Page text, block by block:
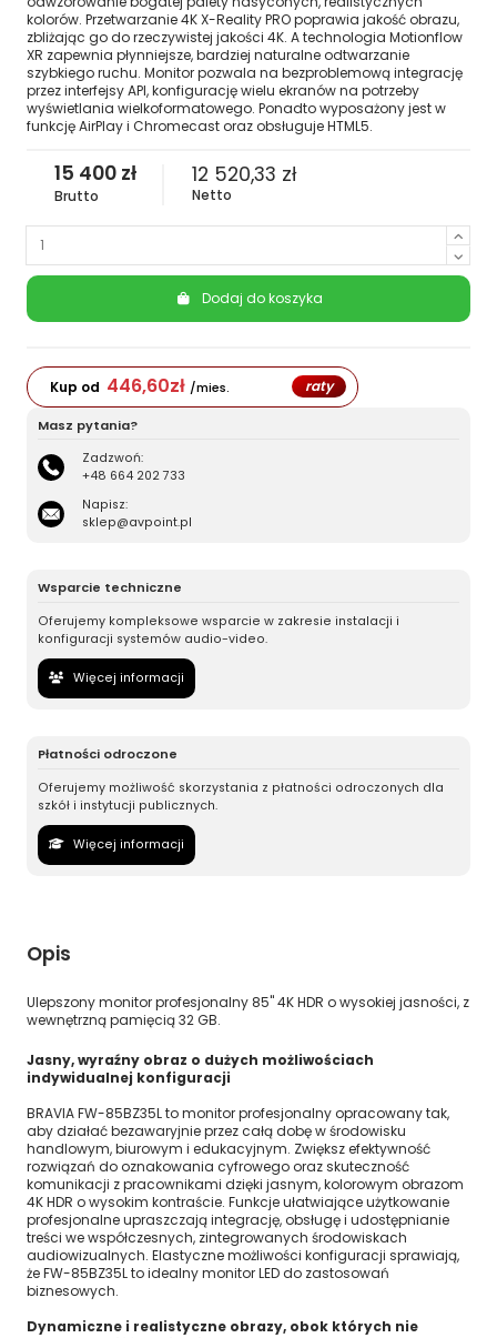
kolorów. Przetwarzanie 4K X-Reality PRO poprawia jakość obrazu,
zbliżając go do rzeczywistej jakości 4K. A technologia Motionflow
XR zapewnia płynniejsze, bardziej naturalne odtwarzanie
szybkiego ruchu. Monitor pozwala na bezproblemową integrację
przez interfejsy API, konfigurację wielu ekranów na potrzeby
wyświetlania wielkoformatowego. Ponadto wyposażony jest w
funkcję AirPlay i Chromecast oraz obsługuje HTML5.
15 400 zł
Brutto
12 520,33 zł
Netto
Dodaj do koszyka
Kup od 446,60zł /mies. raty
Masz pytania?
Zadzwoń:
+48 664 202 733
Napisz:
sklep@avpoint.pl
Wsparcie techniczne
Oferujemy kompleksowe wsparcie w zakresie instalacji i
konfiguracji systemów audio-video.
Więcej informacji
Płatności odroczone
Oferujemy możliwość skorzystania z płatności odroczonych dla
szkół i instytucji publicznych.
Więcej informacji
Opis
Ulepszony monitor profesjonalny 85" 4K HDR o wysokiej jasności, z
wewnętrzną pamięcią 32 GB.
Jasny, wyraźny obraz o dużych możliwościach
indywidualnej konfiguracji
BRAVIA FW-85BZ35L to monitor profesjonalny opracowany tak,
aby działać bezawaryjnie przez całą dobę w środowisku
handlowym, biurowym i edukacyjnym. Zwiększ efektywność
rozwiązań do oznakowania cyfrowego oraz skuteczność
komunikacji z pracownikami dzięki jasnym, kolorowym obrazom
4K HDR o wysokim kontraście. Funkcje ułatwiające użytkowanie
profesjonalne upraszczają integrację, obsługę i udostępnianie
treści we współczesnych, zintegrowanych środowiskach
audiowizualnych. Elastyczne możliwości konfiguracji sprawiają,
że FW-85BZ35L to idealny monitor LED do zastosowań
biznesowych.
Dynamiczne i realistyczne obrazy, obok których nie